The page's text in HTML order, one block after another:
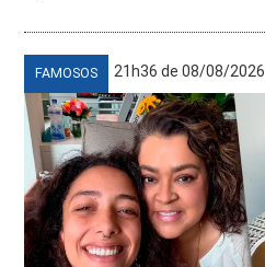
FAMOSOS 21h36 de 08/08/2026